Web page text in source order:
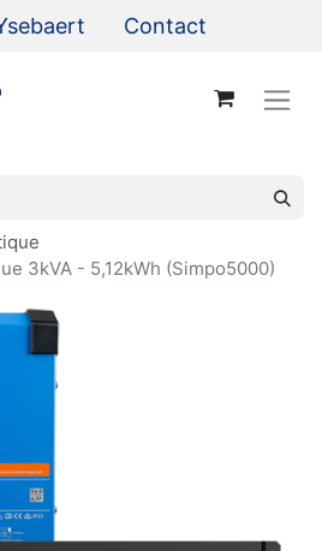
Contact
3kVA - 5,12kWh (Simpo5000)